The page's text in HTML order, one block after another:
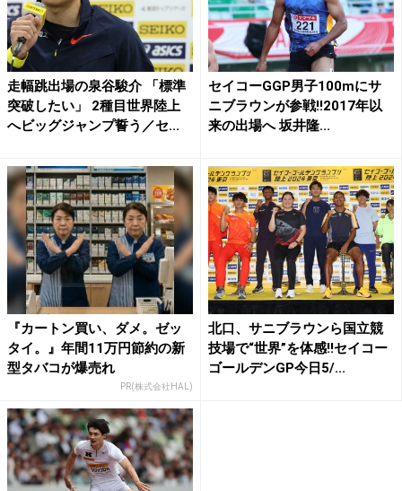
走幅跳出場の泉谷駿介 「標準
突破したい」 2種目世界陸上
へビッグジャンプ誓う／セ...
セイコーGGP男子100mにサ
ニブラウンが参戦!!2017年以
来の出場へ 坂井隆...
『カートン買い、ダメ。ゼッ
タイ。』年間11万円節約の新
型タバコが爆売れ
PR(株式会社HAL)
北口、サニブラウンら国立競
技場で“世界”を体感!!セイコー
ゴールデンGP今日5/...